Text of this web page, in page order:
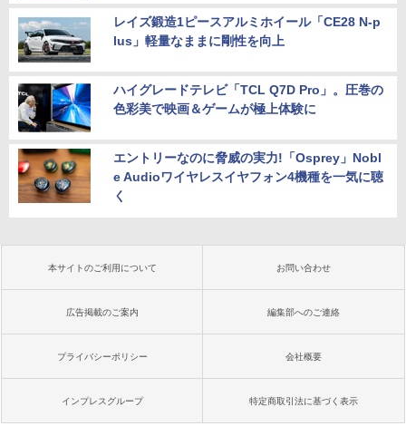
レイズ鍛造1ピースアルミホイール「CE28 N-p
lus」軽量なままに剛性を向上
ハイグレードテレビ「TCL Q7D Pro」。圧巻の
色彩美で映画＆ゲームが極上体験に
エントリーなのに脅威の実力!「Osprey」Nobl
e Audioワイヤレスイヤフォン4機種を一気に聴
く
本サイトのご利用について お問い合わせ
広告掲載のご案内 編集部へのご連絡
プライバシーポリシー 会社概要
インプレスグループ 特定商取引法に基づく表示